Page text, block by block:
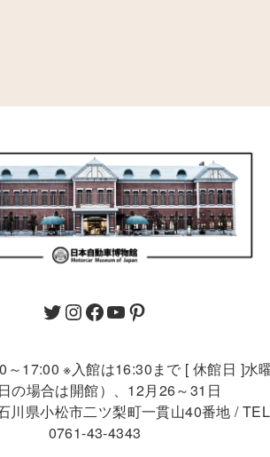
～17:00 ※入館は16:30まで [ 休館日 ]水
日の場合は開館）、12月26～31日
川県小松市二ツ梨町一貫山40番地 /
0761-43-4343